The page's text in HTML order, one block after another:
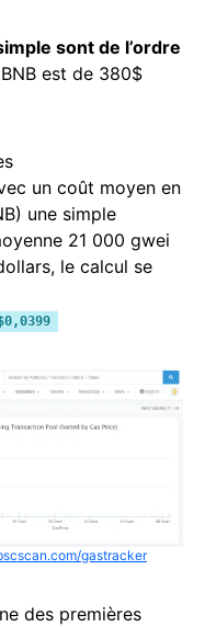
sont de l’ordre
est de 380$
un coût moyen en
une simple
21 000 gwei
le calcul se
gastracker
des premières